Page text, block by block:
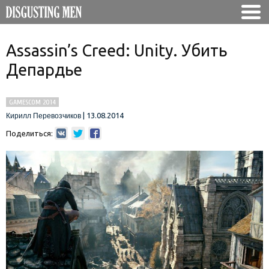
Assassin’s Creed: Unity. Убить
Депардье
GAMESCOM 2014
Кирилл Перевозчиков
13.08.2014
Поделиться: